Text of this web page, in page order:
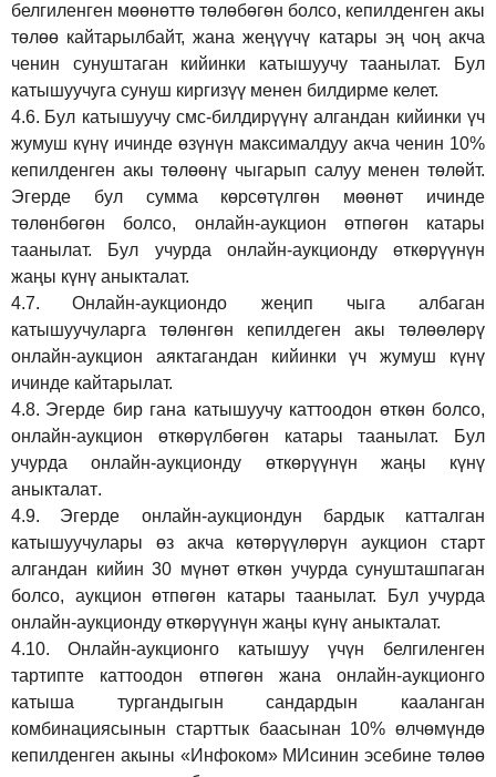
белгиленген мөөнөттө төлөбөгөн болсо, кепилденген акы
төлөө кайтарылбайт, жана жеңүүчү катары эң чоң акча
ченин сунуштаган кийинки катышуучу таанылат. Бул
катышуучуга сунуш киргизүү менен билдирме келет.
4.6. Бул катышуучу смс-билдирүүнү алгандан кийинки үч
жумуш күнү ичинде өзүнүн максималдуу акча ченин 10%
кепилденген акы төлөөнү чыгарып салуу менен төлөйт.
Эгерде бул сумма көрсөтүлгөн мөөнөт ичинде
төлөнбөгөн болсо, онлайн-аукцион өтпөгөн катары
таанылат. Бул учурда онлайн-аукционду өткөрүүнүн
жаңы күнү аныкталат.
4.7.
Онлайн-аукциондо жеңип чыга албаган
катышуучуларга төлөнгөн кепилдеген акы төлөөлөрү
онлайн-аукцион аяктагандан кийинки үч жумуш күнү
ичинде кайтарылат.
4.8. Эгерде бир гана катышуучу каттоодон өткөн болсо,
онлайн-аукцион өткөрүлбөгөн катары таанылат.
Бул
учурда онлайн-аукционду өткөрүүнүн жаңы күнү
аныкталат.
4.9.
Эгерде онлайн-аукциондун бардык катталган
катышуучулары өз акча көтөрүүлөрүн аукцион старт
алгандан кийин 30 мүнөт өткөн учурда сунушташпаган
болсо, аукцион өтпөгөн катары таанылат. Бул учурда
онлайн-аукционду өткөрүүнүн жаңы күнү аныкталат.
4.10.
Онлайн-аукционго катышуу үчүн белгиленген
тартипте каттоодон өтпөгөн жана онлайн-аукционго
катыша тургандыгын сандардын кааланган
комбинациясынын старттык баасынан 10% өлчөмүндө
кепилденген акыны «Инфоком» МИсинин эсебине төлөө